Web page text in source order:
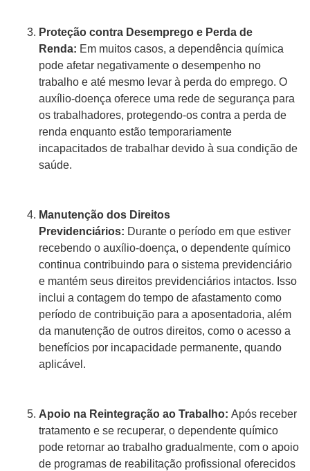
Proteção contra Desemprego e Perda de
Renda: Em muitos casos, a dependência química
pode afetar negativamente o desempenho no
trabalho e até mesmo levar à perda do emprego. O
auxílio-doença oferece uma rede de segurança para
os trabalhadores, protegendo-os contra a perda de
renda enquanto estão temporariamente
incapacitados de trabalhar devido à sua condição de
saúde.
Manutenção dos Direitos
Previdenciários: Durante o período em que estiver
recebendo o auxílio-doença, o dependente químico
continua contribuindo para o sistema previdenciário
e mantém seus direitos previdenciários intactos. Isso
inclui a contagem do tempo de afastamento como
período de contribuição para a aposentadoria, além
da manutenção de outros direitos, como o acesso a
benefícios por incapacidade permanente, quando
aplicável.
Apoio na Reintegração ao Trabalho: Após receber
tratamento e se recuperar, o dependente químico
pode retornar ao trabalho gradualmente, com o apoio
de programas de reabilitação profissional oferecidos